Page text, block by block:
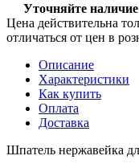
Уточняйте
Цена действительна
отличаться от цен в
Описание
Характеристики
Как купить
Оплата
Доставка
Шпатель нержавейка